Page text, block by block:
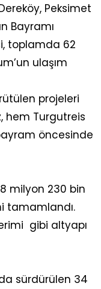
Peksimet
Bayramı
toplamda 62
ulaşım
projeleri
hem Turgutreis
öncesinde
milyon 230 bin
tamamlandı.
gibi altyapı
sürdürülen 34